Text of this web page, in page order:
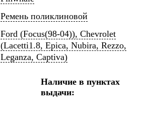
Ремень поликлиновой
Ford (Focus(98-04)), Chevrolet
(Lacetti1.8, Epica, Nubira, Rezzo,
Leganza, Captiva)
Наличие в пунктах
выдачи: